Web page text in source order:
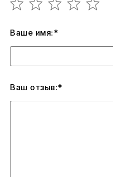
Ваше имя:*
Ваш отзыв:*